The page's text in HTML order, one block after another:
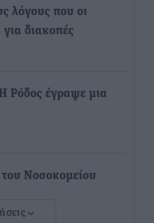
λόγους που οι
διακοπές
Ρόδος έγραψε μια
Νοσοκομείου